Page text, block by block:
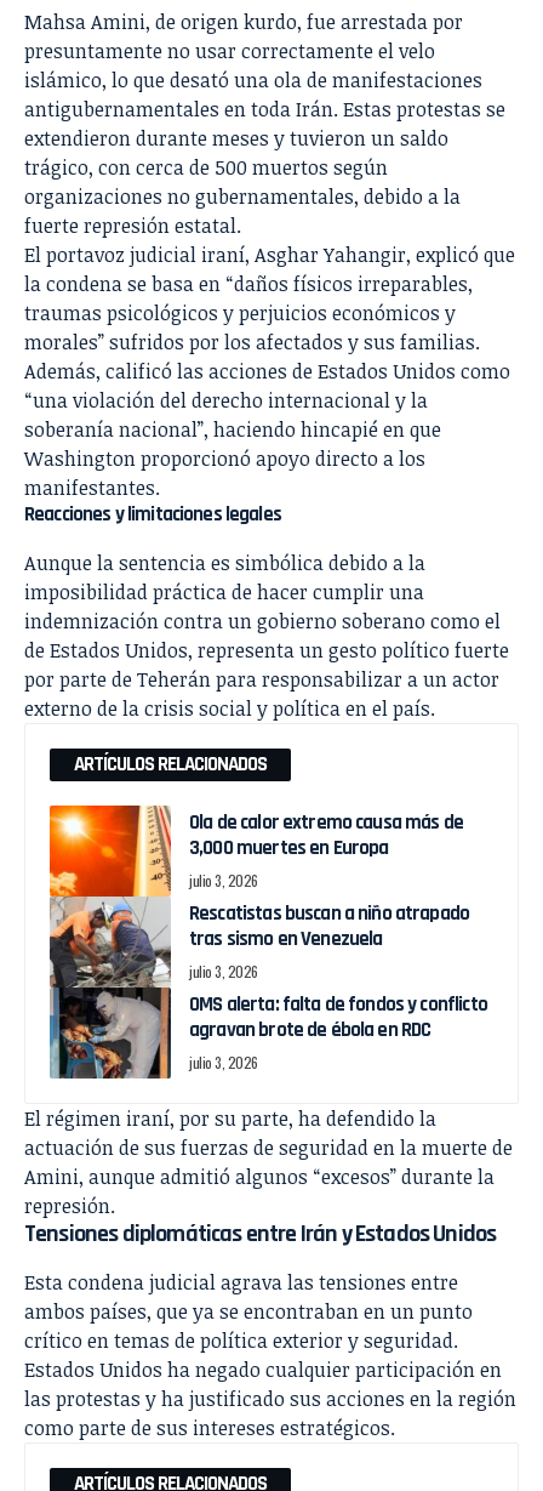
Mahsa Amini, de origen kurdo, fue arrestada por
presuntamente no usar correctamente el velo
islámico, lo que desató una ola de manifestaciones
antigubernamentales en toda Irán. Estas protestas se
extendieron durante meses y tuvieron un saldo
trágico, con cerca de 500 muertos según
organizaciones no gubernamentales, debido a la
fuerte represión estatal.
El portavoz judicial iraní, Asghar Yahangir, explicó que
la condena se basa en “daños físicos irreparables,
traumas psicológicos y perjuicios económicos y
morales” sufridos por los afectados y sus familias.
Además, calificó las acciones de Estados Unidos como
“una violación del derecho internacional y la
soberanía nacional”, haciendo hincapié en que
Washington proporcionó apoyo directo a los
manifestantes.
Reacciones y limitaciones legales
Aunque la sentencia es simbólica debido a la
imposibilidad práctica de hacer cumplir una
indemnización contra un gobierno soberano como el
de Estados Unidos, representa un gesto político fuerte
por parte de Teherán para responsabilizar a un actor
externo de la crisis social y política en el país.
ARTÍCULOS RELACIONADOS
Ola de calor extremo causa más de
3,000 muertes en Europa
julio 3, 2026
Rescatistas buscan a niño atrapado
tras sismo en Venezuela
julio 3, 2026
OMS alerta: falta de fondos y conflicto
agravan brote de ébola en RDC
julio 3, 2026
El régimen iraní, por su parte, ha defendido la
actuación de sus fuerzas de seguridad en la muerte de
Amini, aunque admitió algunos “excesos” durante la
represión.
Tensiones diplomáticas entre Irán y Estados Unidos
Esta condena judicial agrava las tensiones entre
ambos países, que ya se encontraban en un punto
crítico en temas de política exterior y seguridad.
Estados Unidos ha negado cualquier participación en
las protestas y ha justificado sus acciones en la región
como parte de sus intereses estratégicos.
ARTÍCULOS RELACIONADOS